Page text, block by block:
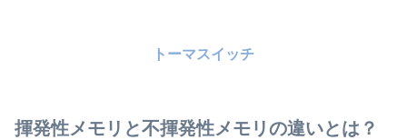
トーマスイッチ
揮発性メモリと不揮発性メモリの違いとは？